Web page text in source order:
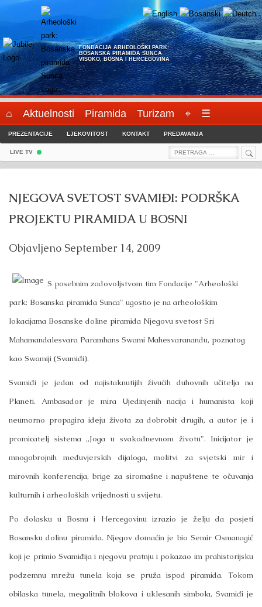
FONDACIJA ARHEOLOŠKI PARK:
BOSANSKA PIRAMIDA SUNCA
VISOKO, BOSNA I HERCEGOVINA
⌂ Aktuelnosti Piramida Turizam ⌖ ☰
PREZENTACIJE LJEKOVITOST KONTAKT PREDAVANJA
LIVE TV
Search
NJEGOVA SVETOST SVAMIĐI: PODRŠKA
PROJEKTU PIRAMIDA U BOSNI
Objavljeno September 14, 2009
S posebnim zadovoljstvom tim Fondacije "Arheološki
park: Bosanska piramida Sunca" ugostio je na arheološkim
lokacijama Bosanske doline piramida Njegovu svetost Sri
Mahamandalesvara Paramhans Swami Mahesvaranandu, poznatog
kao Swamiji (Svamiđi).
Svamiđi je jedan od najistaknutijih živućih duhovnih učitelja na
Planeti. Ambasador je mira Ujedinjenih nacija i humanista koji
neumorno propagira ideju života za dobrobit drugih, a autor je i
promicatelj sistema „Joga u svakodnevnom životu". Inicijator je
mnogobrojnih međuvjerskih dijaloga, molitvi za svjetski mir i
mirovnih konferencija, brige za siromašne i napuštene te očuvanja
kulturnih i arheoloških vrijednosti u svijetu.
Po dolasku u Bosnu i Hercegovinu izrazio je želju da posjeti
Bosansku dolinu piramida. Njegov domaćin je bio Semir Osmanagić
koji je primio Svamiđija i njegovu pratnju i pokazao im prahistorijsku
podzemnu mrežu tunela koja se pruža ispod piramida. Tokom
obilaska tunela, megalitnih blokova i uklesanih simbola, Svamiđi je